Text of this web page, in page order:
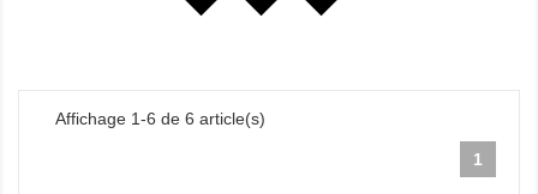
Affichage 1-6 de 6 article(s)
1